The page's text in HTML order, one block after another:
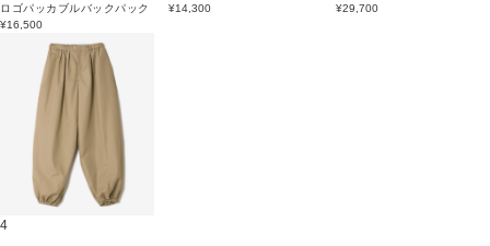
ロゴパッカブルバックパック
¥16,500
¥14,300
¥29,700
4